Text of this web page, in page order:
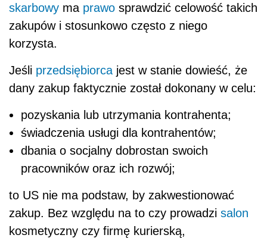
skarbowy ma prawo sprawdzić celowość takich
zakupów i stosunkowo często z niego
korzysta.
Jeśli przedsiębiorca jest w stanie dowieść, że
dany zakup faktycznie został dokonany w celu:
pozyskania lub utrzymania kontrahenta;
świadczenia usługi dla kontrahentów;
dbania o socjalny dobrostan swoich
pracowników oraz ich rozwój;
to US nie ma podstaw, by zakwestionować
zakup. Bez względu na to czy prowadzi salon
kosmetyczny czy firmę kurierską,